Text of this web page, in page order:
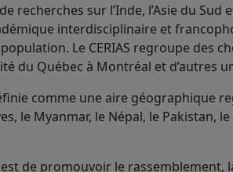
recherches sur l’Inde, l’Asie du Sud
interdisciplinaire et
population. Le CERIAS regroupe des
du Québec à Montréal et d’autres
comme une aire géographique
le Myanmar, le Népal, le Pakistan,
est de promouvoir le rassemblement,